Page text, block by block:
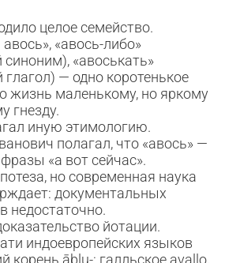
целое семейство.
«авось-либо»
«авоськать»
— одно коротенькое
жизнь маленькому, но яркому
гнезду.
иную этимологию.
полагал, что «авось» —
«а вот сейчас».
но современная наука
документальных
недостаточно.
йотации.
индоевропейских языков
корень āblu-: галльское avallo,